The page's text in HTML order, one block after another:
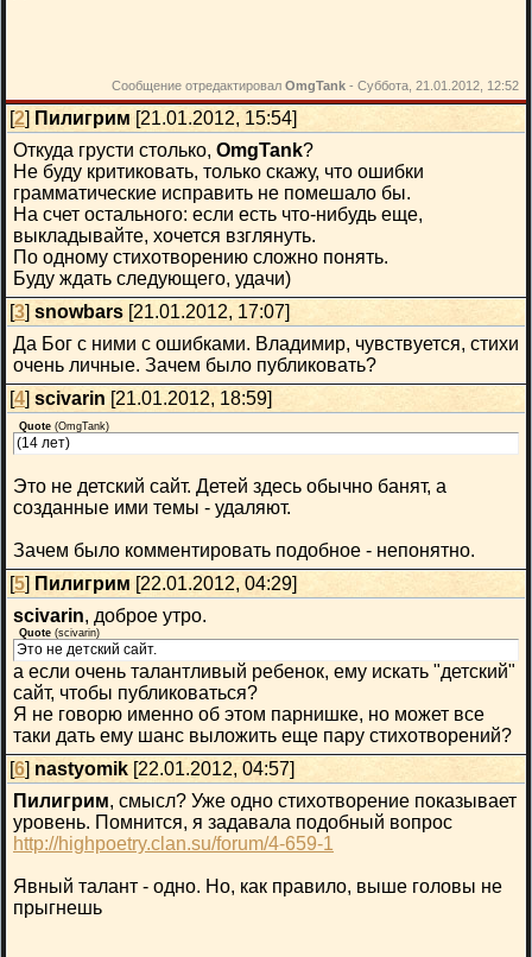
Сообщение отредактировал OmgTank - Суббота, 21.01.2012, 12:52
[2] Пилигрим [21.01.2012, 15:54]
Откуда грусти столько, OmgTank?
Не буду критиковать, только скажу, что ошибки
грамматические исправить не помешало бы.
На счет остального: если есть что-нибудь еще,
выкладывайте, хочется взглянуть.
По одному стихотворению сложно понять.
Буду ждать следующего, удачи)
[3] snowbars [21.01.2012, 17:07]
Да Бог с ними с ошибками. Владимир, чувствуется, стихи
очень личные. Зачем было публиковать?
[4] scivarin [21.01.2012, 18:59]
Quote (OmgTank)
(14 лет)
Это не детский сайт. Детей здесь обычно банят, а
созданные ими темы - удаляют.
Зачем было комментировать подобное - непонятно.
[5] Пилигрим [22.01.2012, 04:29]
scivarin, доброе утро.
Quote (scivarin)
Это не детский сайт.
а если очень талантливый ребенок, ему искать "детский"
сайт, чтобы публиковаться?
Я не говорю именно об этом парнишке, но может все
таки дать ему шанс выложить еще пару стихотворений?
[6] nastyomik [22.01.2012, 04:57]
Пилигрим, смысл? Уже одно стихотворение показывает
уровень. Помнится, я задавала подобный вопрос
http://highpoetry.clan.su/forum/4-659-1
Явный талант - одно. Но, как правило, выше головы не
прыгнешь